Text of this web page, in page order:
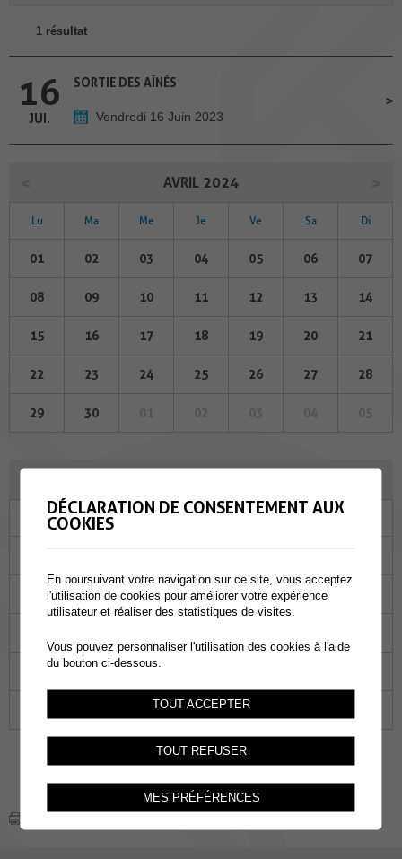
1 résultat
16
JUI.
SORTIE DES AÎNÉS
Vendredi 16 Juin 2023
AVRIL 2024
Lu Ma Me Je Ve Sa Di
01 02 03 04 05 06 07
08 09 10 11 12 13 14
15 16 17 18 19 20 21
22 23 24 25 26 27 28
29 30
Ma Me Je Ve Sa
07 08 09 10 11
21 22
30 31
DÉCLARATION DE CONSENTEMENT AUX
COOKIES
En poursuivant votre navigation sur ce site, vous acceptez
l'utilisation de cookies pour améliorer votre expérience
utilisateur et réaliser des statistiques de visites.
Vous pouvez personnaliser l'utilisation des cookies à l'aide
du bouton ci-dessous.
TOUT ACCEPTER
TOUT REFUSER
MES PRÉFÉRENCES